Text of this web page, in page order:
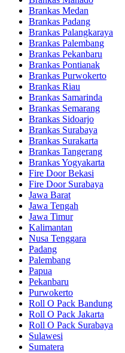
Brankas Medan
Brankas Padang
Brankas Palangkaraya
Brankas Palembang
Brankas Pekanbaru
Brankas Pontianak
Brankas Purwokerto
Brankas Riau
Brankas Samarinda
Brankas Semarang
Brankas Sidoarjo
Brankas Surabaya
Brankas Surakarta
Brankas Tangerang
Brankas Yogyakarta
Fire Door Bekasi
Fire Door Surabaya
Jawa Barat
Jawa Tengah
Jawa Timur
Kalimantan
Nusa Tenggara
Padang
Palembang
Papua
Pekanbaru
Purwokerto
Roll O Pack Bandung
Roll O Pack Jakarta
Roll O Pack Surabaya
Sulawesi
Sumatera